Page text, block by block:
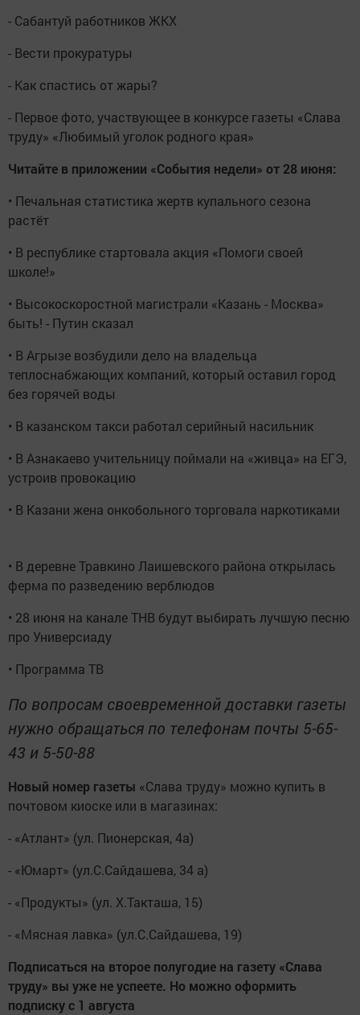
- Сабантуй работников ЖКХ
- Вести прокуратуры
- Как спастись от жары?
- Первое фото, участвующее в конкурсе газеты «Слава
труду» «Любимый уголок родного края»
Читайте в приложении «События недели» от 28 июня:
• Печальная статистика жертв купального сезона
растёт
• В республике стартовала акция «Помоги своей
школе!»
• Высокоскоростной магистрали «Казань - Москва»
быть! - Путин сказал
• В Агрызе возбудили дело на владельца
теплоснабжающих компаний, который оставил город
без горячей воды
• В казанском такси работал серийный насильник
• В Азнакаево учительницу поймали на «живца» на ЕГЭ,
устроив провокацию
• В Казани жена онкобольного торговала наркотиками
• В деревне Травкино Лаишевского района открылась
ферма по разведению верблюдов
• 28 июня на канале ТНВ будут выбирать лучшую песню
про Универсиаду
• Программа ТВ
По вопросам своевременной доставки газеты
нужно обращаться по телефонам почты 5-65-
43 и 5-50-88
Новый номер газеты «Слава труду» можно купить в
почтовом киоске или в магазинах:
- «Атлант» (ул. Пионерская, 4а)
- «Юмарт» (ул.С.Сайдашева, 34 а)
- «Продукты» (ул. Х.Такташа, 15)
- «Мясная лавка» (ул.С.Сайдашева, 19)
Подписаться на второе полугодие на газету «Слава
труду» вы уже не успеете. Но можно оформить
подписку с 1 августа